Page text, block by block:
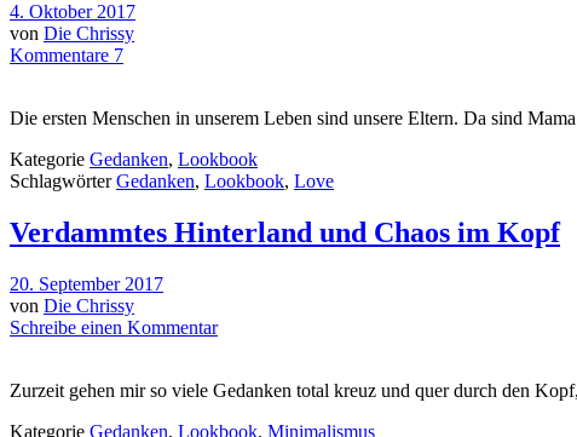
4. Oktober 2017
von Die Chrissy
Kommentare 7
Die ersten Menschen in unserem Leben sind unsere Eltern. Da sind
Kategorie Gedanken, Lookbook
SchlagwörterGedanken, Lookbook, Love
Verdammtes Hinterland und Chaos im Kopf
20. September 2017
von Die Chrissy
Schreibe einen Kommentar
Zurzeit gehen mir so viele Gedanken total kreuz und quer durch den
Kategorie Gedanken, Lookbook, Minimalismus